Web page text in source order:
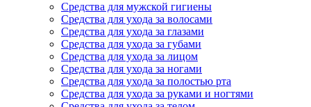
Средства для мужской гигиены
Средства для ухода за волосами
Средства для ухода за глазами
Средства для ухода за губами
Средства для ухода за лицом
Средства для ухода за ногами
Средства для ухода за полостью рта
Средства для ухода за руками и ногтями